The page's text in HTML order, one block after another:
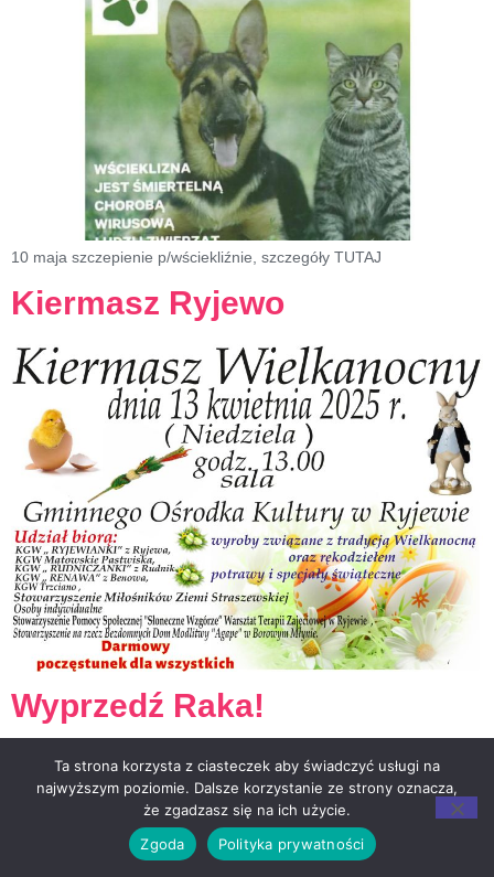
10 maja szczepienie p/wściekliźnie, szczegóły TUTAJ
Kiermasz Ryjewo
Wyprzedź Raka!
Ta strona korzysta z ciasteczek aby świadczyć usługi na
najwyższym poziomie. Dalsze korzystanie ze strony oznacza,
że zgadzasz się na ich użycie.
Zgoda
Polityka prywatności